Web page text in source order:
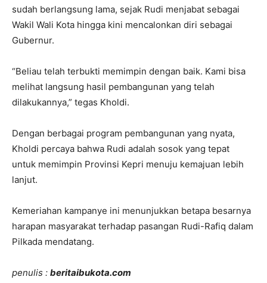
sudah berlangsung lama, sejak Rudi menjabat sebagai
Wakil Wali Kota hingga kini mencalonkan diri sebagai
Gubernur.
“Beliau telah terbukti memimpin dengan baik. Kami bisa
melihat langsung hasil pembangunan yang telah
dilakukannya,” tegas Kholdi.
Dengan berbagai program pembangunan yang nyata,
Kholdi percaya bahwa Rudi adalah sosok yang tepat
untuk memimpin Provinsi Kepri menuju kemajuan lebih
lanjut.
Kemeriahan kampanye ini menunjukkan betapa besarnya
harapan masyarakat terhadap pasangan Rudi-Rafiq dalam
Pilkada mendatang.
penulis : beritaibukota.com